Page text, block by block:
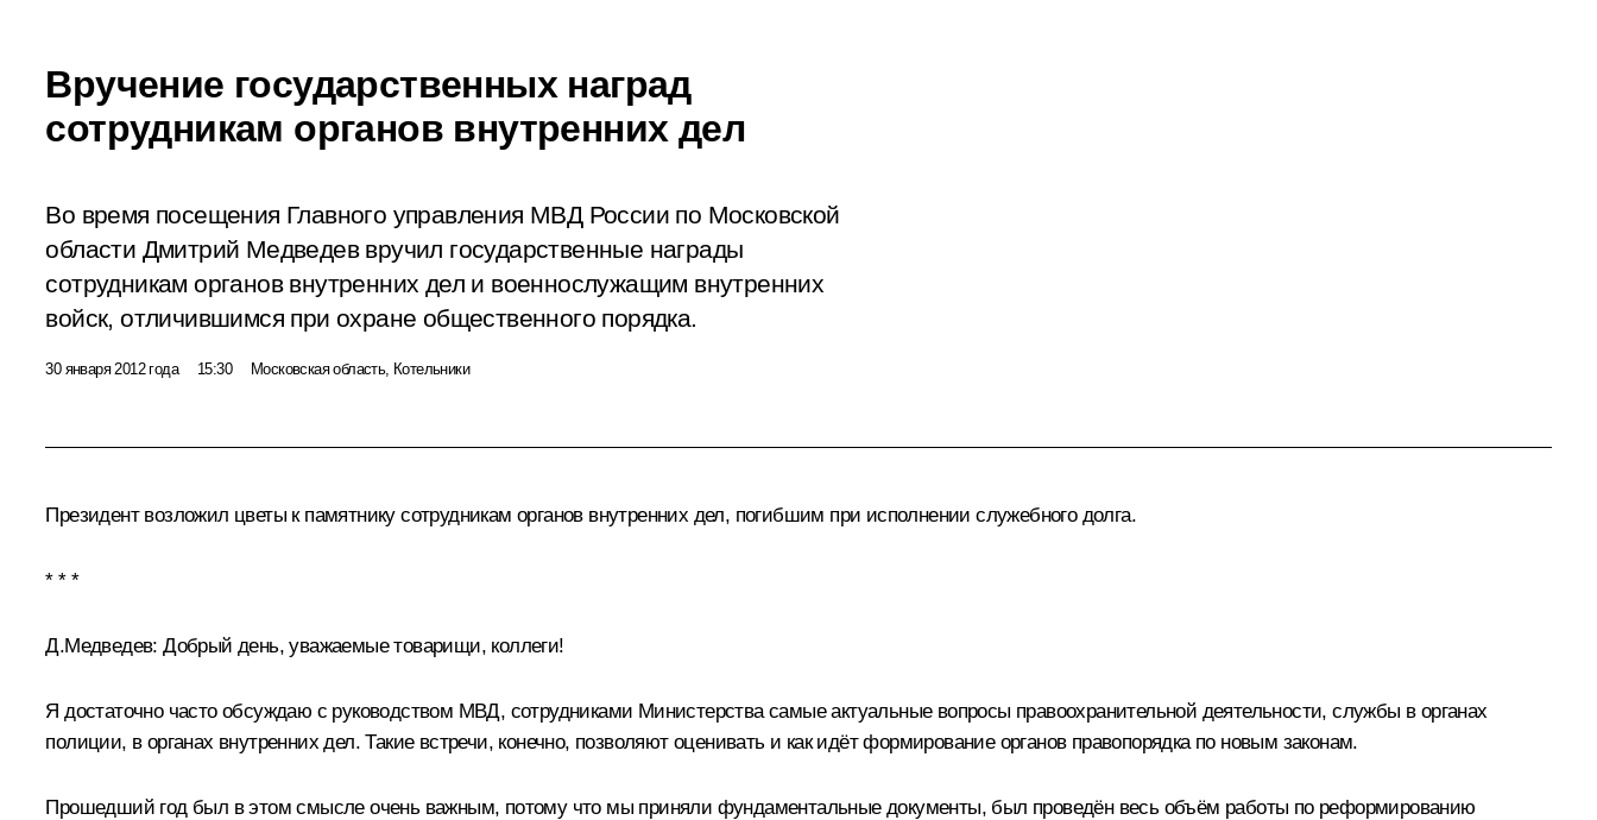
Вручение государственных наград
сотрудникам органов внутренних дел
Во время посещения Главного управления МВД России по Московской
области Дмитрий Медведев вручил государственные награды
сотрудникам органов внутренних дел и военнослужащим внутренних
войск, отличившимся при охране общественного порядка.
30 января 2012 года 15:30 Московская область, Котельники
Президент возложил цветы к памятнику сотрудникам органов внутренних дел, погибшим при исполнении служебного долга.
* * *
Д.Медведев: Добрый день, уважаемые товарищи, коллеги!
Я достаточно часто обсуждаю с руководством МВД, сотрудниками Министерства самые актуальные вопросы правоохранительной деятельности, службы в органах
полиции, в органах внутренних дел. Такие встречи, конечно, позволяют оценивать и как идёт формирование органов правопорядка по новым законам.
Прошедший год был в этом смысле очень важным, потому что мы приняли фундаментальные документы, был проведён весь объём работы по реформированию